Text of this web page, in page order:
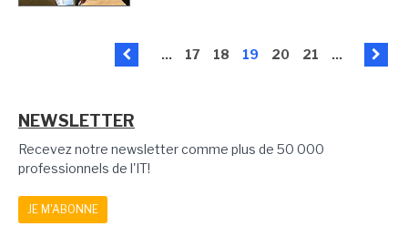
... 17 18 19 20 21 ...
NEWSLETTER
Recevez notre newsletter comme plus de 50 000
professionnels de l'IT!
JE M'ABONNE